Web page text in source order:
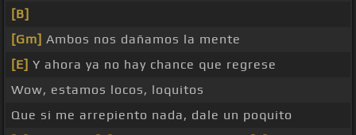
[B]
[Gm] Ambos nos dañamos la mente
[E] Y ahora ya no hay chance que regrese
Wow, estamos locos, loquitos
Que si me arrepiento nada, dale un poquito